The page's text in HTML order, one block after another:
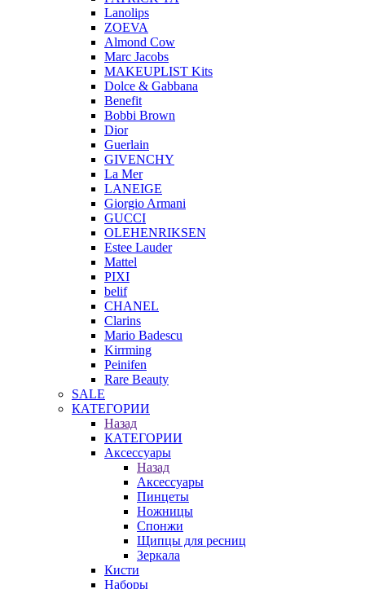
Lanolips
ZOEVA
Almond Cow
Marc Jacobs
MAKEUPLIST Kits
Dolce & Gabbana
Benefit
Bobbi Brown
Dior
Guerlain
GIVENCHY
La Mer
LANEIGE
Giorgio Armani
GUCCI
OLEHENRIKSEN
Estee Lauder
Mattel
PIXI
belif
CHANEL
Clarins
Mario Badescu
Kirrming
Peinifen
Rare Beauty
SALE
КАТЕГОРИИ
Назад
КАТЕГОРИИ
Аксессуары
Назад
Аксессуары
Пинцеты
Ножницы
Спонжи
Щипцы для ресниц
Зеркала
Кисти
Наборы